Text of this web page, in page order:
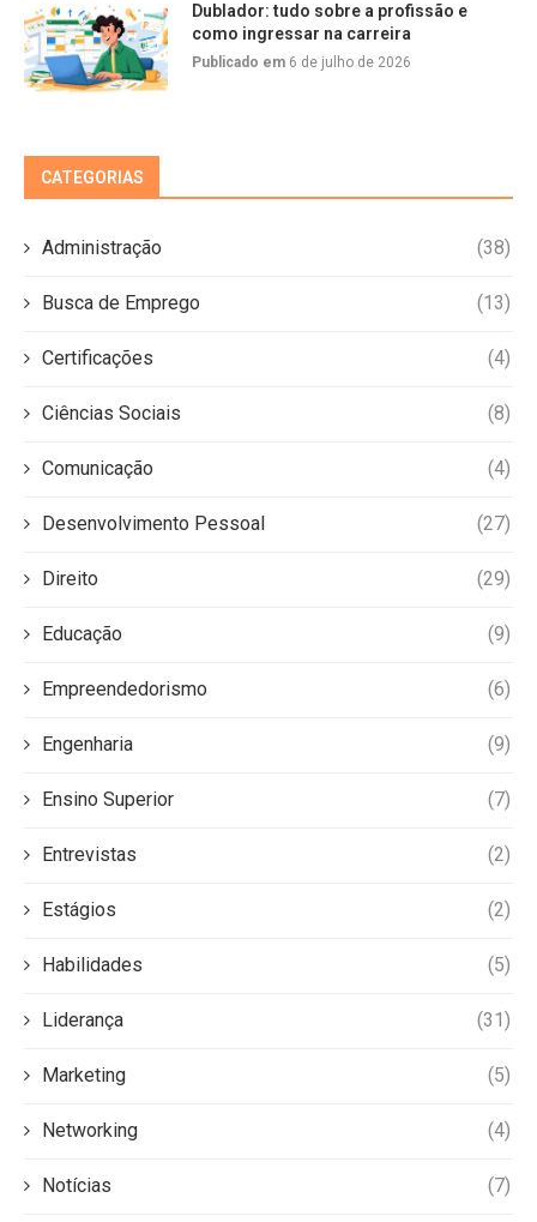
Dublador: tudo sobre a profissão e
como ingressar na carreira
Publicado em 6 de julho de 2026
CATEGORIAS
Administração (38)
Busca de Emprego (13)
Certificações (4)
Ciências Sociais (8)
Comunicação (4)
Desenvolvimento Pessoal (27)
Direito (29)
Educação (9)
Empreendedorismo (6)
Engenharia (9)
Ensino Superior (7)
Entrevistas (2)
Estágios (2)
Habilidades (5)
Liderança (31)
Marketing (5)
Networking (4)
Notícias (7)